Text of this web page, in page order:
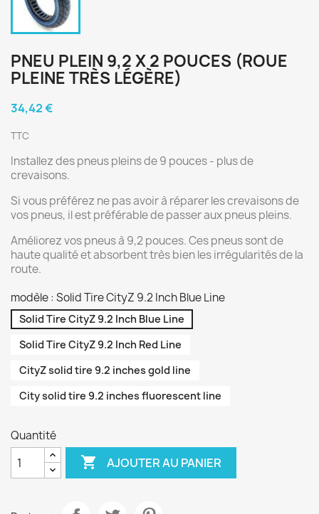
PNEU PLEIN 9,2 X 2 POUCES (ROUE
PLEINE TRÈS LÉGÈRE)
34,42 €
TTC
Installez des pneus pleins de 9 pouces - plus de
crevaisons.
Si vous préférez ne pas avoir à réparer les crevaisons de
vos pneus, il est préférable de passer aux pneus pleins.
Améliorez vos pneus à 9,2 pouces. Ces pneus sont de
haute qualité et absorbent très bien les irrégularités de la
route.
modèle : Solid Tire CityZ 9.2 Inch Blue Line
Solid Tire CityZ 9.2 Inch Blue Line
Solid Tire CityZ 9.2 Inch Red Line
CityZ solid tire 9.2 inches gold line
City solid tire 9.2 inches fluorescent line
Quantité
 AJOUTER AU PANIER